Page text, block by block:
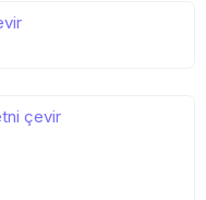
çevir